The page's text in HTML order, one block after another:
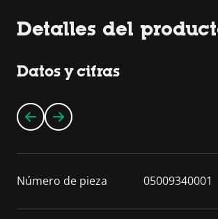
Detalles del
Datos y cifras
Número de pieza 05009340001